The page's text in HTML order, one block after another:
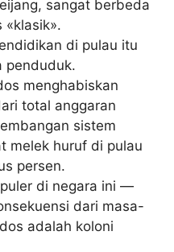
sangat berbeda
«klasik».
di pulau itu
penduduk.
menghabiskan
total anggaran
sistem
melek huruf di pulau
persen.
di negara ini —
dari masa-
adalah koloni